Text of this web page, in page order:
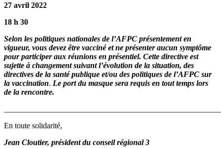
27 avril 2022
18 h 30
Selon les politiques nationales de l’AFPC présentement en
vigueur, vous devez être vacciné et ne présenter aucun symptôme
pour participer aux réunions en présentiel. Cette directive est
sujette à changement suivant l’évolution de la situation, des
directives de la santé publique et/ou des politiques de l’AFPC sur
la vaccination. Le port du masque sera requis en tout temps lors
de la rencontre.
En toute solidarité,
Jean Cloutier, président du conseil régional 3